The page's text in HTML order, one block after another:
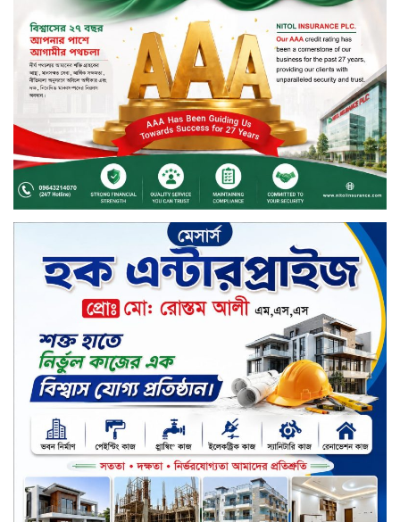
মাধবপুরে সিএনজি ও ট্রাকের মুখোমুখি
সংঘর্ষে নিহত দুই জন
ইসলামী ব্যাংকের শরী’আহ
সুপারভাইজরি কমিটির সভা অনুষ্ঠিত
বর্ষায় মানুষের পাশে বাংলালিংক; ১০
সিটি করপোরেশনে ১২ হাজারের বেশি
রেইনকোট বিতরণ
চুয়াডাঙ্গার জীবননগর সীমান্তে
বিএসএফের ৩ জনকে পুশ-ইন চেষ্টা
প্রতিহত করল বিজিবি
সিলেট জুড়ে বিষধর সাপ গুলো জঙ্গল
ছেড়ে লোকালয়ে আশ্রয় খুঁজছে
স্ট্যান্ডার্ড ইসলামী ব্যাংক পিএলসি.-এর
টাউন হল মিটিং-২০২৬ অনুষ্ঠিত
বিদায়ী সপ্তাহে দর পতনের শীর্ষে এস